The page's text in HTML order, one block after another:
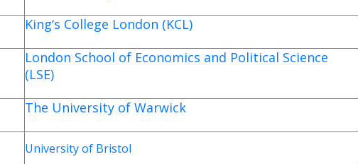
King‘s College London (KCL)
London School of Economics and Political Science
(LSE)
The University of Warwick
University of Bristol